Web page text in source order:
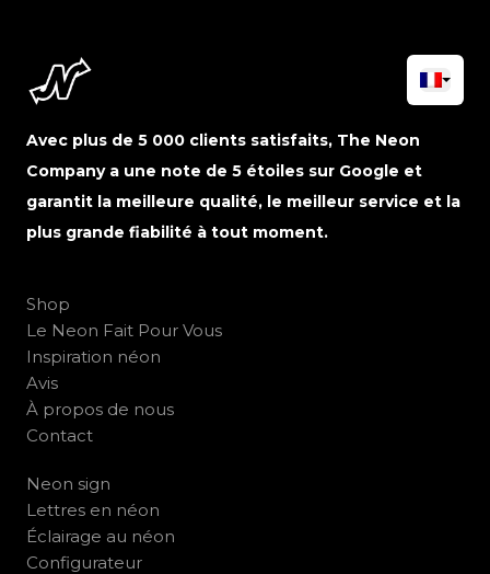
Avec plus de 5 000 clients satisfaits, The Neon
Company a une note de 5 étoiles sur Google et
garantit la meilleure qualité, le meilleur service et la
plus grande fiabilité à tout moment.
Shop
Le Neon Fait Pour Vous
Inspiration néon
Avis
À propos de nous
Contact
Neon sign
Lettres en néon
Éclairage au néon
Configurateur